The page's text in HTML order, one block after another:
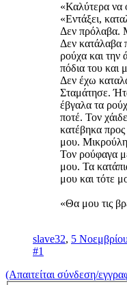
«Καλύτερα να
«Εντάξει,
Δεν πρόλαβα.
Δεν κατάλαβα
ρούχα και την
πόδια του και
Δεν έχω
Σταμάτησε.
έβγαλα τα
ποτέ. Τον
κατέβηκα
μου.
Τον ρούφαγα
μου. Τα
μου και τότε
«Θα μου τις
slave32, 5
#1
(Απαιτείται σύνδεση/